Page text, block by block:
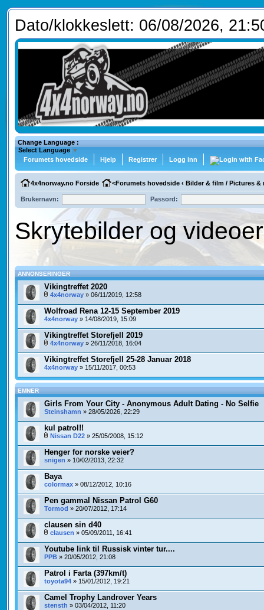
Dato/klokkeslett: 06/08/2026,
Change Language :
Select Language ▼
Forumets hovedside
Hjelp Registrer Logg inn
4x4norway.no Forside <Forumets hovedside ‹ Bilder & film / Pictures &
Brukernavn: Passord:
Skrytebilder og
ANNONSERINGER
Vikingtreffet 2020
4x4norway» 06/11/2019, 12:58
Wolfroad Rena 12-15 September 2019
4x4norway» 14/08/2019, 15:09
Vikingtreffet Storefjell 2019
4x4norway» 26/11/2018, 16:04
Vikingtreffet Storefjell 25-28 Januar 2018
4x4norway» 15/11/2017, 00:53
EMNER
Girls From Your City - Anonymous Adult Dating - No Selfie
Steinshamn » 28/05/2026, 22:29
kul patrol!!
Nissan D22» 25/05/2008, 15:12
Henger for norske veier?
snigen » 10/02/2013, 22:32
Baya
colormax» 08/12/2012, 10:16
Pen gammal Nissan Patrol G60
Tormod » 20/07/2012, 17:14
clausen sin d40
clausen » 05/09/2011, 16:41
Youtube link til Russisk vinter tur....
PPB» 20/05/2012, 21:08
Patrol i Farta (397km/t)
toyota94» 15/01/2012, 19:21
Camel Trophy Landrover Years
stensth » 03/04/2012, 11:20